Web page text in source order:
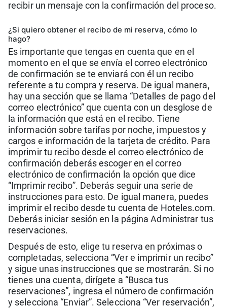
recibir un mensaje con la confirmación del proceso.
¿Si quiero obtener el recibo de mi reserva, cómo lo
hago?
Es importante que tengas en cuenta que en el
momento en el que se envía el correo electrónico
de confirmación se te enviará con él un recibo
referente a tu compra y reserva. De igual manera,
hay una sección que se llama “Detalles de pago del
correo electrónico” que cuenta con un desglose de
la información que está en el recibo. Tiene
información sobre tarifas por noche, impuestos y
cargos e información de la tarjeta de crédito. Para
imprimir tu recibo desde el correo electrónico de
confirmación deberás escoger en el correo
electrónico de confirmación la opción que dice
“Imprimir recibo”. Deberás seguir una serie de
instrucciones para esto. De igual manera, puedes
imprimir el recibo desde tu cuenta de Hoteles.com.
Deberás iniciar sesión en la página Administrar tus
reservaciones.
Después de esto, elige tu reserva en próximas o
completadas, selecciona “Ver e imprimir un recibo”
y sigue unas instrucciones que se mostrarán. Si no
tienes una cuenta, dirígete a “Busca tus
reservaciones”, ingresa el número de confirmación
y selecciona “Enviar”. Selecciona “Ver reservación”,